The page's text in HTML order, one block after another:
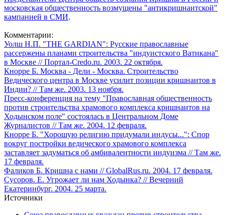
московская общественность возмущены "антикришнаитской"
кампанией в СМИ.
Комментарии:
Уолш Н.П. "THE GARDIAN": Русские православные
рассержены планами строительства "индуистского Ватикана"
в Москве // Портал-Credo.ru. 2003. 22 октября.
Кнорре Б. Москва - Дели - Москва. Строительство
Ведического центра в Москве усилит позиции кришнаитов в
Индии? // Там же. 2003. 13 ноября.
Пресс-конференция на тему "Православная общественность
против строительства храмового комплекса кришнаитов на
Ходынском поле" состоялась в Центральном Доме
Журналистов // Там же. 2004. 12 февраля.
Кнорре Б. "Хорошую религию придумали индусы...": Спор
вокруг постройки ведического храмового комплекса
заставляет задуматься об амбивалентности индуизма // Там же.
17 февраля.
Фаликов Б. Кришна с нами // GlobalRus.ru. 2004. 17 февраля.
Сусоров. Е. Угрожает ли нам Ходынка? // Вечерний
Екатеринбург. 2004. 25 марта.
Источники